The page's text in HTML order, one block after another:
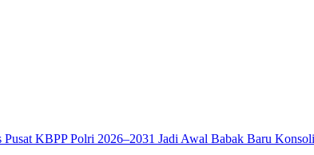
Pusat KBPP Polri 2026–2031 Jadi Awal Babak Baru